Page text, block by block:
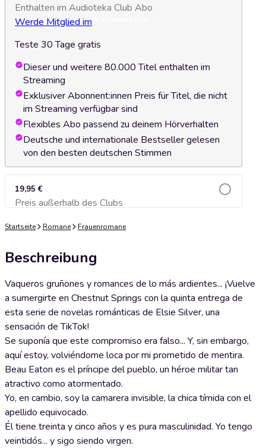
Enthalten im Audioteka Club Abo
Werde Mitglied im
Teste 30 Tage gratis
Dieser und weitere 80.000 Titel enthalten im
Streaming
Exklusiver Abonnent:innen Preis für Titel, die nicht
im Streaming verfügbar sind
Flexibles Abo passend zu deinem Hörverhalten
Deutsche und internationale Bestseller gelesen
von den besten deutschen Stimmen
19,95 €
Preis außerhalb des ClubsZum Warenkorb hinzufügen
Startseite Romane Frauenromane
Beschreibung
Vaqueros gruñones y romances de lo más ardientes... ¡Vuelve
a sumergirte en Chestnut Springs con la quinta entrega de
esta serie de novelas románticas de Elsie Silver, una
sensación de TikTok!
Se suponía que este compromiso era falso... Y, sin embargo,
aquí estoy, volviéndome loca por mi prometido de mentira.
Beau Eaton es el príncipe del pueblo, un héroe militar tan
atractivo como atormentado.
Yo, en cambio, soy la camarera invisible, la chica tímida con el
apellido equivocado.
Él tiene treinta y cinco años y es pura masculinidad. Yo tengo
veintidós... y sigo siendo virgen.